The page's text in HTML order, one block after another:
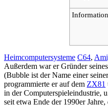
Heimcomputersysteme C64,
Außerdem war er Gründer
(Bubble ist der Name einer
programmierte er auf dem ZX81
in der Computerspieleindustrie,
seit etwa Ende der 1990er